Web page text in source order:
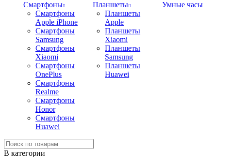
Смартфоны
Смартфоны
Apple iPhone
Смартфоны
Samsung
Смартфоны
Xiaomi
Смартфоны
OnePlus
Смартфоны
Realme
Смартфоны
Honor
Смартфоны
Huawei
Планшеты
Планшеты
Apple
Планшеты
Xiaomi
Планшеты
Samsung
Планшеты
Huawei
Умные часы
В категории